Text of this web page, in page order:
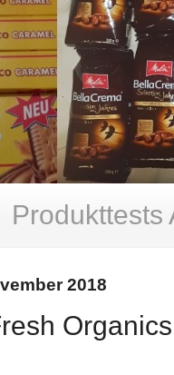
Produkttests
2018